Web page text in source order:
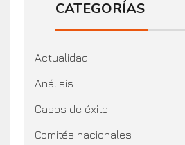
CATEGORÍAS
Actualidad
Análisis
Casos de éxito
Comités nacionales